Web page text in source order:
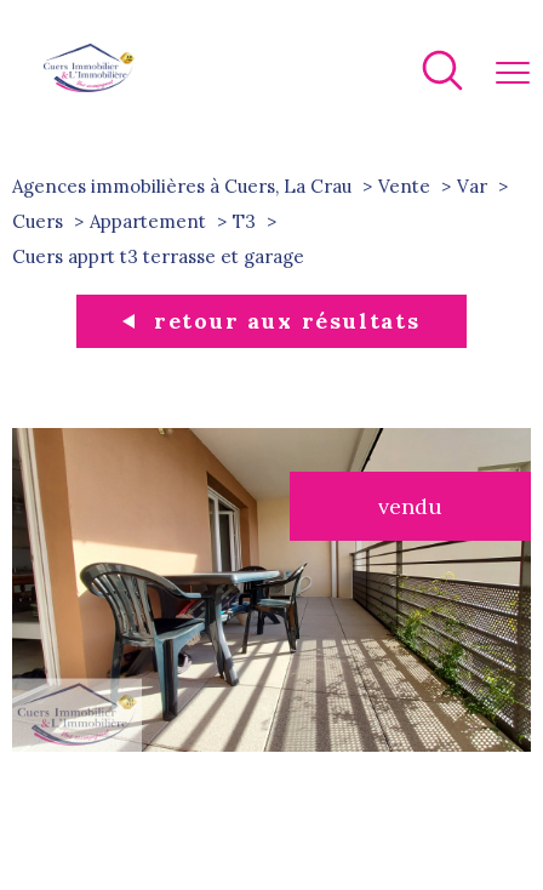
Agences immobilières à Cuers, La Crau Vente
Var
Cuers
Appartement
T3
cuers apprt t3 terrasse et garage
retour aux résultats
vendu